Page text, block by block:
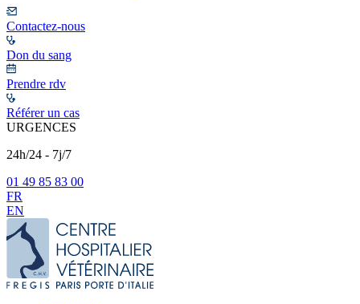
Contactez-nous
Don du sang
Prendre rdv
Référer un cas
URGENCES
24h/24 - 7j/7
01 49 85 83 00
FR
EN